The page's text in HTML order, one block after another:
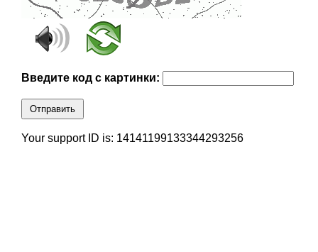
Введите код с картинки:
Отправить
Your support ID is: 14141199133344293256